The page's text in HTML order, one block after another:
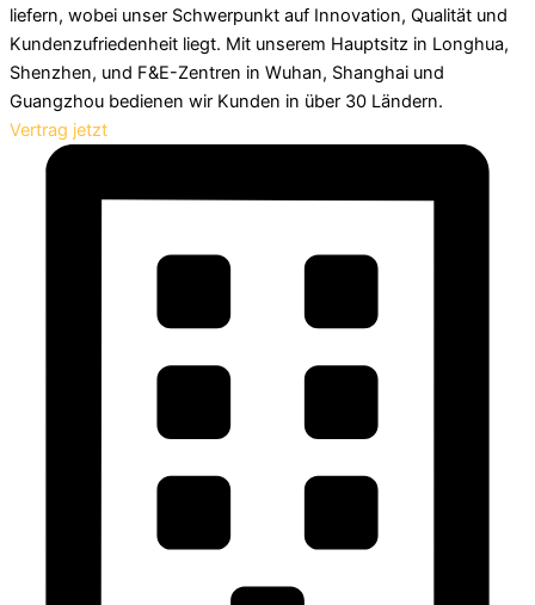
liefern, wobei unser Schwerpunkt auf Innovation, Qualität und
Kundenzufriedenheit liegt. Mit unserem Hauptsitz in Longhua,
Shenzhen, und F&E-Zentren in Wuhan, Shanghai und
Guangzhou bedienen wir Kunden in über 30 Ländern.
Vertrag jetzt